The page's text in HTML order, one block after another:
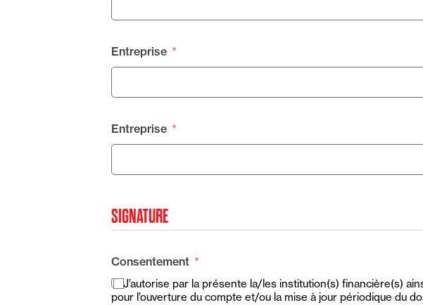
Entreprise
Entreprise
SIGNATURE
Consentement
J’autorise par la présente la/les institution(s) financière(s)
pour l’ouverture du compte et/ou la mise à jour périodique du